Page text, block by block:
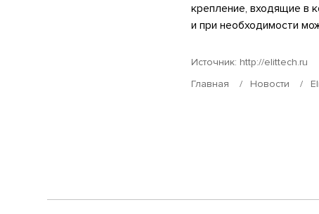
крепление, входящие в
и при необходимости
Источник: http://elittech.ru
Главная
Новости